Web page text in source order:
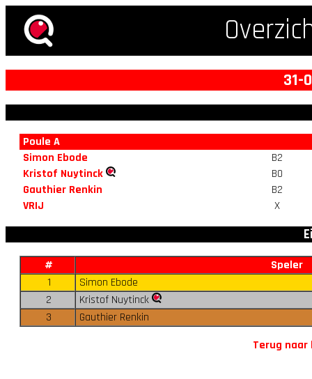
31-
Poule A
Simon Ebode
B2
Kristof Nuytinck
B0
Gauthier Renkin
B2
VRIJ
X
#
Speler
1
Simon Ebode
2
Kristof Nuytinck
3
Gauthier Renkin
Terug